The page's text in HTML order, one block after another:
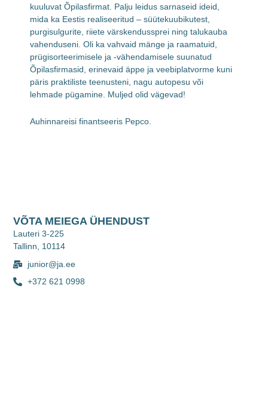
kuuluvat Õpilasfirmat. Palju leidus sarnaseid ideid,
mida ka Eestis realiseeritud – süütekuubikutest,
purgisulgurite, riiete värskendussprei ning talukauba
vahenduseni. Oli ka vahvaid mänge ja raamatuid,
prügisorteerimisele ja -vähendamisele suunatud
Õpilasfirmasid, erinevaid äppe ja veebiplatvorme kuni
päris praktiliste teenusteni, nagu autopesu või
lehmade pügamine. Muljed olid vägevad!
Auhinnareisi finantseeris Pepco.
VÕTA MEIEGA ÜHENDUST
Lauteri 3-225
Tallinn, 10114
junior@ja.ee
+372 621 0998